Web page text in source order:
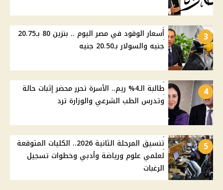
3
أسعار الوقود في مصر اليوم .. بنزين 80 بـ20.75
جنيه والسولار بـ20.50 جنيه
4
طالبة الـ4% ريم.. الأسرة تحرر محضر إثبات حالة
وتدرس الطب الشرعي والوزارة ترد
5
تنسيق المرحلة الثانية 2026.. الكليات المتوقعة
لعلمي علوم ورياضة وأدبي وخطوات تسجيل
الرغبات